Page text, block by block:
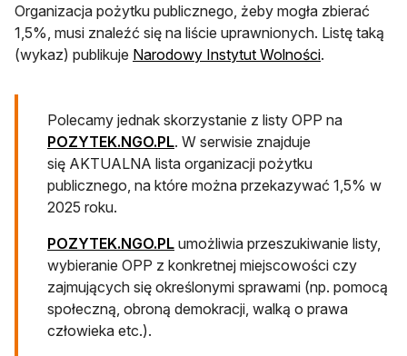
Organizacja pożytku publicznego, żeby mogła zbierać
1,5%, musi znaleźć się na liście uprawnionych. Listę taką
(wykaz) publikuje Narodowy Instytut Wolnościotwiera się
.
Polecamy jednak skorzystanie z listy OPP na
POZYTEK.NGO.PL. W serwisie znajduje
się AKTUALNA lista organizacji pożytku
publicznego, na które można przekazywać 1,5% w
2025 roku.
POZYTEK.NGO.PL umożliwia przeszukiwanie listy,
wybieranie OPP z konkretnej miejscowości czy
zajmujących się określonymi sprawami (np. pomocą
społeczną, obroną demokracji, walką o prawa
człowieka etc.).